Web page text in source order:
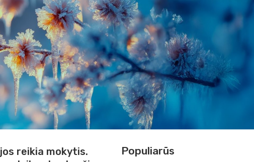
jos reikia mokytis.
Populiarūs